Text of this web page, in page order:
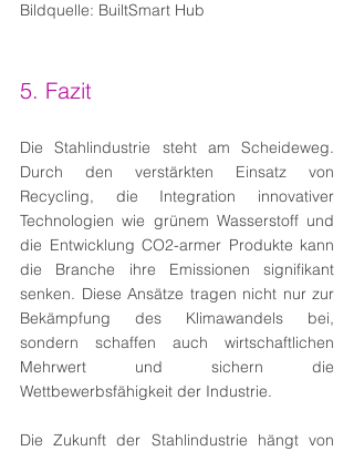
Bildquelle: BuiltSmart Hub
5. Fazit
Die Stahlindustrie steht am Scheideweg.
Durch den verstärkten Einsatz von
Recycling, die Integration innovativer
Technologien wie grünem Wasserstoff und
die Entwicklung CO2-armer Produkte kann
die Branche ihre Emissionen signifikant
senken. Diese Ansätze tragen nicht nur zur
Bekämpfung des Klimawandels bei,
sondern schaffen auch wirtschaftlichen
Mehrwert und sichern die
Wettbewerbsfähigkeit der Industrie.
Die Zukunft der Stahlindustrie hängt von